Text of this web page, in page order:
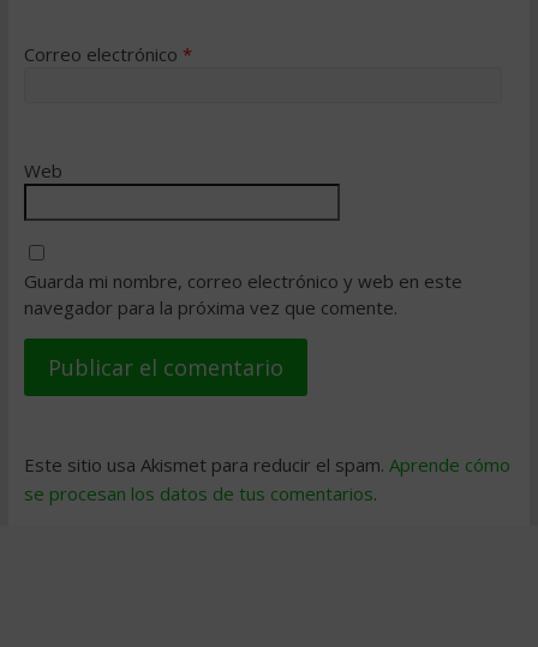
Correo electrónico *
Web
Guarda mi nombre, correo electrónico y web en este
navegador para la próxima vez que comente.
Este sitio usa Akismet para reducir el spam. Aprende cómo
se procesan los datos de tus comentarios.